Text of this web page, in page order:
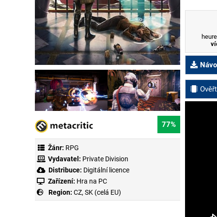
77%
Žánr: RPG
Vydavatel: Private Division
Distribuce: Digitální licence
Zařízení: Hra na PC
Region: CZ, SK (celá EU)